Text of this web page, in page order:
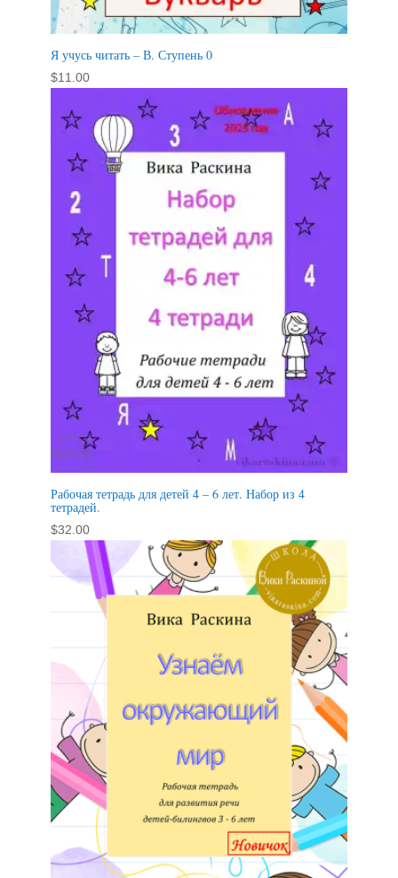
Я учусь читать – В. Ступень 0
$11.00
Рабочая тетрадь для детей 4 – 6 лет. Набор из 4
тетрадей.
$32.00